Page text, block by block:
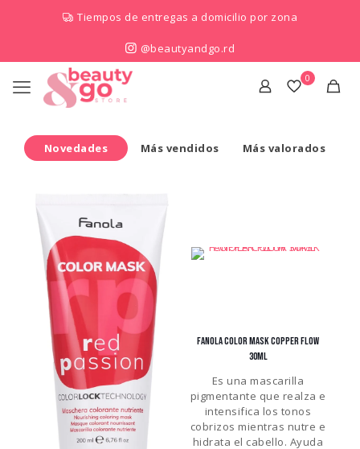
Tiempos de entregas a domicilio por zona
@beautyandgo.rd
0
Novedades Más vendidos Más valorados
FANOLA COLOR MASK COPPER FLOW
30ML
Es una mascarilla
pigmentante que realza e
intensifica los tonos
cobrizos mientras nutre e
hidrata el cabello. Ayuda